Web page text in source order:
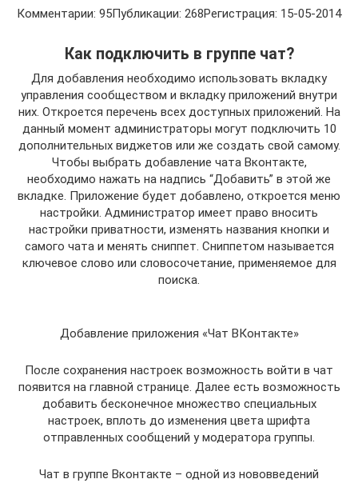
Комментарии: 95Публикации: 268Регистрация: 15-05-2014
Как подключить в группе чат?
Для добавления необходимо использовать вкладку
управления сообществом и вкладку приложений внутри
них. Откроется перечень всех доступных приложений. На
данный момент администраторы могут подключить 10
дополнительных виджетов или же создать свой самому.
Чтобы выбрать добавление чата Вконтакте,
необходимо нажать на надпись “Добавить” в этой же
вкладке. Приложение будет добавлено, откроется меню
настройки. Администратор имеет право вносить
настройки приватности, изменять названия кнопки и
самого чата и менять сниппет. Сниппетом называется
ключевое слово или словосочетание, применяемое для
поиска.
Добавление приложения «Чат ВКонтакте»
После сохранения настроек возможность войти в чат
появится на главной странице. Далее есть возможность
добавить бесконечное множество специальных
настроек, вплоть до изменения цвета шрифта
отправленных сообщений у модератора группы.
Чат в группе Вконтакте – одной из нововведений